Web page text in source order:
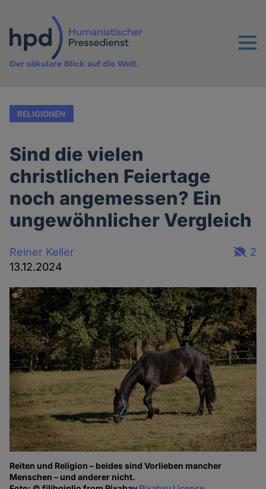
Inhalt
Menu
Der säkulare Blick auf die Welt.
RELIGIONEN
Sind die vielen
christlichen Feiertage
noch angemessen? Ein
ungewöhnlicher Vergleich
Reiner Keller
13.12.2024
2
Reiten und Religion – beides sind Vorlieben mancher
Menschen – und anderer nicht.